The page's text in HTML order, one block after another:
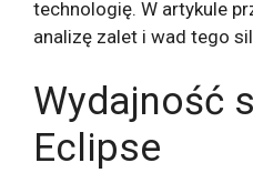
technologię. W artykule
analizę zalet i wad tego
Wydajność
Eclipse